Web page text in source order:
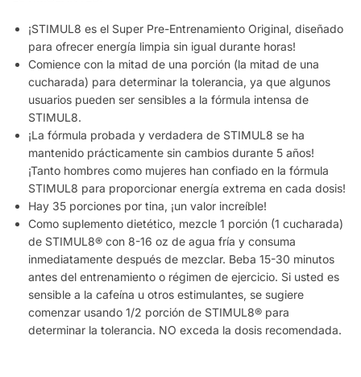
¡STIMUL8 es el Super Pre-Entrenamiento Original, diseñado
para ofrecer energía limpia sin igual durante horas!
Comience con la mitad de una porción (la mitad de una
cucharada) para determinar la tolerancia, ya que algunos
usuarios pueden ser sensibles a la fórmula intensa de
STIMUL8.
¡La fórmula probada y verdadera de STIMUL8 se ha
mantenido prácticamente sin cambios durante 5 años!
¡Tanto hombres como mujeres han confiado en la fórmula
STIMUL8 para proporcionar energía extrema en cada dosis!
Hay 35 porciones por tina, ¡un valor increíble!
Como suplemento dietético, mezcle 1 porción (1 cucharada)
de STIMUL8® con 8-16 oz de agua fría y consuma
inmediatamente después de mezclar. Beba 15-30 minutos
antes del entrenamiento o régimen de ejercicio. Si usted es
sensible a la cafeína u otros estimulantes, se sugiere
comenzar usando 1/2 porción de STIMUL8® para
determinar la tolerancia. NO exceda la dosis recomendada.